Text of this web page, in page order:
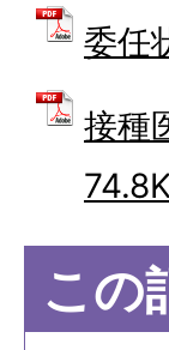
委任
接種
この